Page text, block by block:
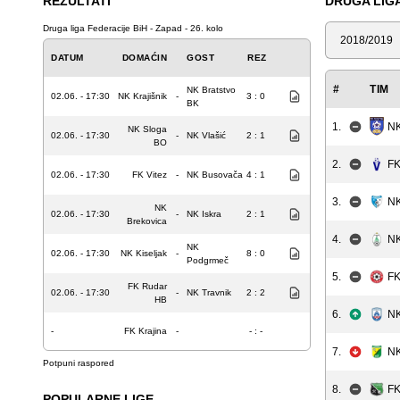
Druga liga Federacije BiH - Zapad - 26. kolo
DATUM DOMAĆIN GOST REZ
02.06. - 17:30 NK Krajišnik -
NK Bratstvo
BK
3 : 0
02.06. - 17:30
NK Sloga
BO
- NK Vlašić 2 : 1
02.06. - 17:30 FK Vitez - NK Busovača 4 : 1
02.06. - 17:30
NK
Brekovica
- NK Iskra 2 : 1
02.06. - 17:30 NK Kiseljak -
NK
Podgrmeč
8 : 0
02.06. - 17:30
FK Rudar
HB
- NK Travnik 2 : 2
- FK Krajina - - : -
Potpuni raspored
Sezona
# TIM
1.
2.
3.
4.
5.
6.
7.
8.